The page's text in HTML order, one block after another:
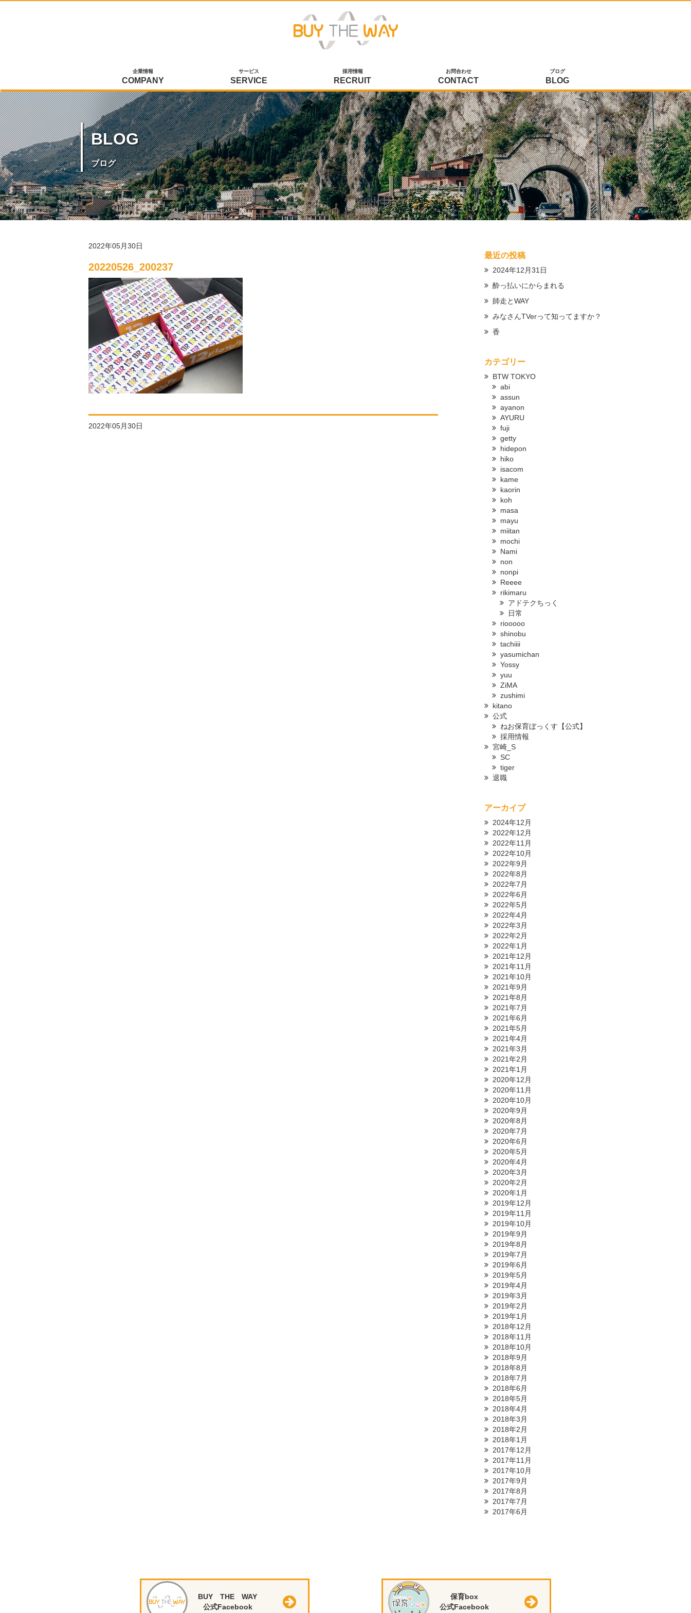
企業情報
COMPANY
サービス
SERVICE
採用情報
RECRUIT
お問合わせ
CONTACT
ブログ
BLOG
BLOG
ブログ
2022年05月30日
20220526_200237
2022年05月30日
最近の投稿
2024年12月31日
酔っ払いにからまれる
師走とWAY
みなさんTVerって知ってますか？
香
カテゴリー
BTW TOKYO
abi
assun
ayanon
AYURU
fuji
getty
hidepon
hiko
isacom
kame
kaorin
koh
masa
mayu
miitan
mochi
Nami
non
nonpi
Reeee
rikimaru
アドテクちっく
日常
riooooo
shinobu
tachiiii
yasumichan
Yossy
yuu
ZiMA
zushimi
kitano
公式
ねお保育ぼっくす【公式】
採用情報
宮崎_S
SC
tiger
退職
アーカイブ
2024年12月
2022年12月
2022年11月
2022年10月
2022年9月
2022年8月
2022年7月
2022年6月
2022年5月
2022年4月
2022年3月
2022年2月
2022年1月
2021年12月
2021年11月
2021年10月
2021年9月
2021年8月
2021年7月
2021年6月
2021年5月
2021年4月
2021年3月
2021年2月
2021年1月
2020年12月
2020年11月
2020年10月
2020年9月
2020年8月
2020年7月
2020年6月
2020年5月
2020年4月
2020年3月
2020年2月
2020年1月
2019年12月
2019年11月
2019年10月
2019年9月
2019年8月
2019年7月
2019年6月
2019年5月
2019年4月
2019年3月
2019年2月
2019年1月
2018年12月
2018年11月
2018年10月
2018年9月
2018年8月
2018年7月
2018年6月
2018年5月
2018年4月
2018年3月
2018年2月
2018年1月
2017年12月
2017年11月
2017年10月
2017年9月
2017年8月
2017年7月
2017年6月
BUY THE WAY
公式Facebook
保育box
公式Facebook